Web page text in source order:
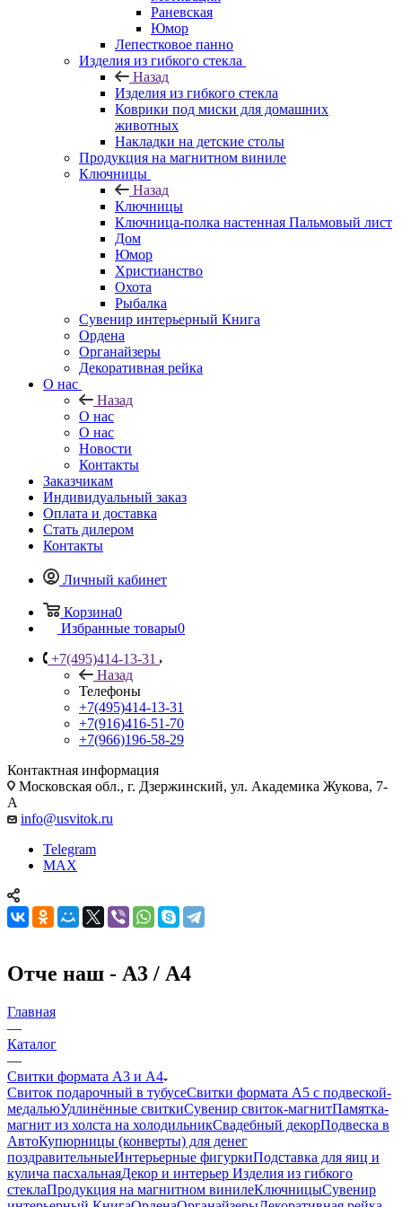
Раневская
Юмор
Лепестковое панно
Изделия из гибкого стекла
Назад
Изделия из гибкого стекла
Коврики под миски для домашних
животных
Накладки на детские столы
Продукция на магнитном виниле
Ключницы
Назад
Ключницы
Ключница-полка настенная Пальмовый лист
Дом
Юмор
Христианство
Охота
Рыбалка
Сувенир интерьерный Книга
Ордена
Органайзеры
Декоративная рейка
О нас
Назад
О нас
О нас
Новости
Контакты
Заказчикам
Индивидуальный заказ
Оплата и доставка
Стать дилером
Контакты
Личный кабинет
Корзина0
Избранные товары0
+7(495)414-13-31
Назад
Телефоны
+7(495)414-13-31
+7(916)416-51-70
+7(966)196-58-29
Контактная информация
Московская обл., г. Дзержинский, ул. Академика Жукова, 7-
А
info@usvitok.ru
Telegram
MAX
Отче наш - А3 / А4
Главная
—
Каталог
—
Свитки формата А3 и А4
Свиток подарочный в тубусеСвитки формата А5 с подвеской-
медальюУдлинённые свиткиСувенир свиток-магнитПамятка-
магнит из холста на холодильникСвадебный декорПодвеска в
АвтоКупюрницы (конверты) для денег
поздравительныеИнтерьерные фигуркиПодставка для яиц и
кулича пасхальнаяДекор и интерьер Изделия из гибкого
стеклаПродукция на магнитном винилеКлючницыСувенир